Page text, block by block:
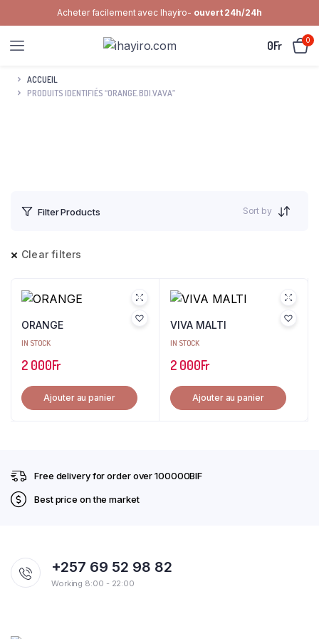
Acheter facilement avec Ihayiro- ouvert 24h/24h
0Fr 0
ACCUEIL
PRODUITS IDENTIFIÉS “ORANGE.BDI.VAVA”
Filter Products Sort by
Clear filters
ORANGE
IN STOCK
2 000Fr
Ajouter au panier
VIVA MALTI
IN STOCK
2 000Fr
Ajouter au panier
Free delivery for order over 100000BIF
Best price on the market
+257 69 52 98 82
Working 8:00 - 22:00